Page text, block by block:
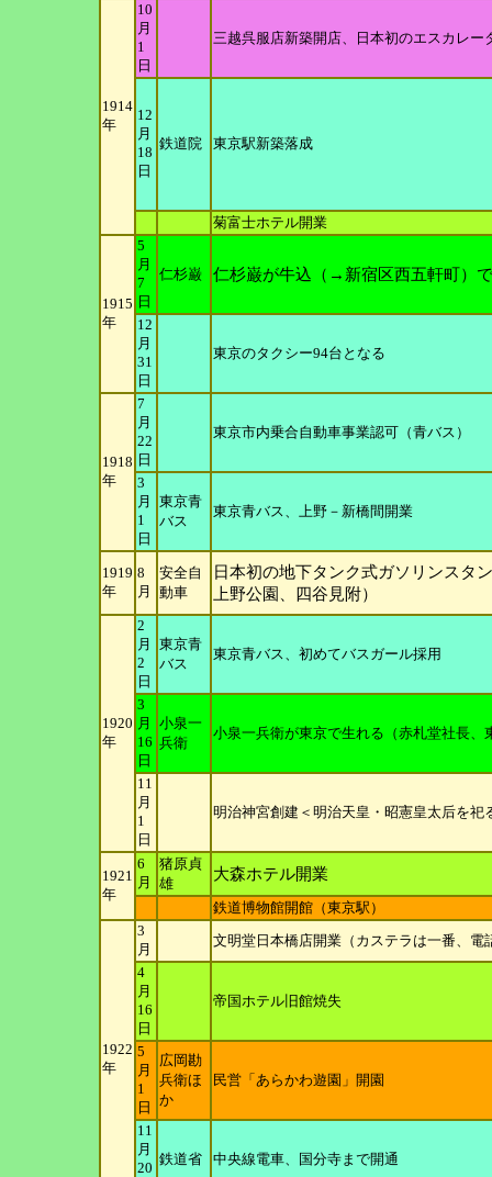
1914
年
10
月
1
日
三越呉服店新築開店、日本初のエスカレー
12
月
18
日
鉄道院 東京駅新築落成
菊富士ホテル開業
1915
年
5
月
7
日
仁杉巌 仁杉巌が牛込（→新宿区西五軒町）
12
月
31
日
東京のタクシー94台となる
1918
年
7
月
22
日
東京市内乗合自動車事業認可（青バス）
3
月
1
日
東京青
バス
東京青バス、上野－新橋間開業
1919
年
8
月
安全自
動車
日本初の地下タンク式ガソリンスタ
上野公園、四谷見附）
1920
年
2
月
2
日
東京青
バス
東京青バス、初めてバスガール採用
3
月
16
日
小泉一
兵衛
小泉一兵衛が東京で生れる（赤札堂社長、
11
月
1
日
明治神宮創建＜明治天皇・昭憲皇太后を祀
1921
年
6
月
猪原貞
雄
大森ホテル開業
鉄道博物館開館（東京駅）
1922
年
3
月
文明堂日本橋店開業（カステラは一番、電
4
月
16
日
帝国ホテル旧館焼失
5
月
1
日
広岡勘
兵衛ほ
か
民営「あらかわ遊園」開園
11
月
20
鉄道省 中央線電車、国分寺まで開通